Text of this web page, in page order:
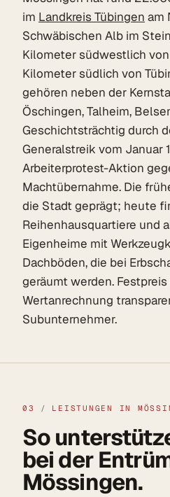
im Landkreis Tübingen am
Schwäbischen Alb im
Kilometer südwestlich
Kilometer südlich von
gehören neben der
Öschingen, Talheim,
Geschichtsträchtig durch
Generalstreik vom Januar
Arbeiterprotest-Aktion
Machtübernahme. Die
die Stadt geprägt; heute
Reihenhausquartiere und
Eigenheime mit
Dachböden, die bei
geräumt werden.
Wertanrechnung
Subunternehmer.
03 / LEISTUNGEN IN
So
bei der
Mössingen.